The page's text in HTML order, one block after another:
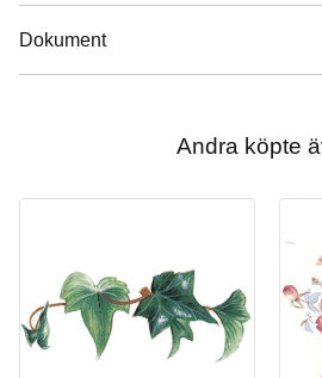
Dokument
Andra köpte